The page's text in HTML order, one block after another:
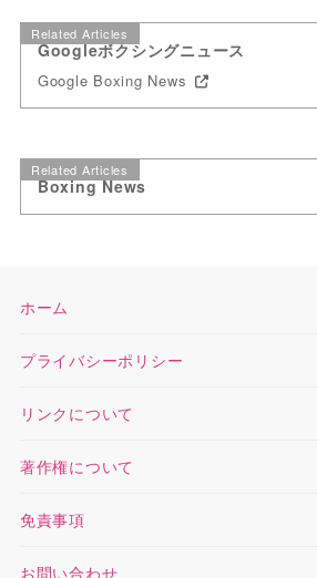
Related Articles
Googleボクシングニュース
Google Boxing News
Related Articles
Boxing News
ホーム
プライバシーポリシー
リンクについて
著作権について
免責事項
お問い合わせ